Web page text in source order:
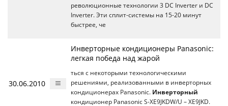
революционные технологии 3 DC Inverter и DC
Inverter. Эти сплит-системы на 15-20 минут
быстрее, че
30.06.2010
Инверторные кондиционеры Panasonic:
легкая победа над жарой
ться с некоторыми технологическими
решениями, реализованными в инверторных
кондиционерах Panasonic. Инверторный
кондиционер Panasonic S-XE9JKDW/U – XE9JKD.